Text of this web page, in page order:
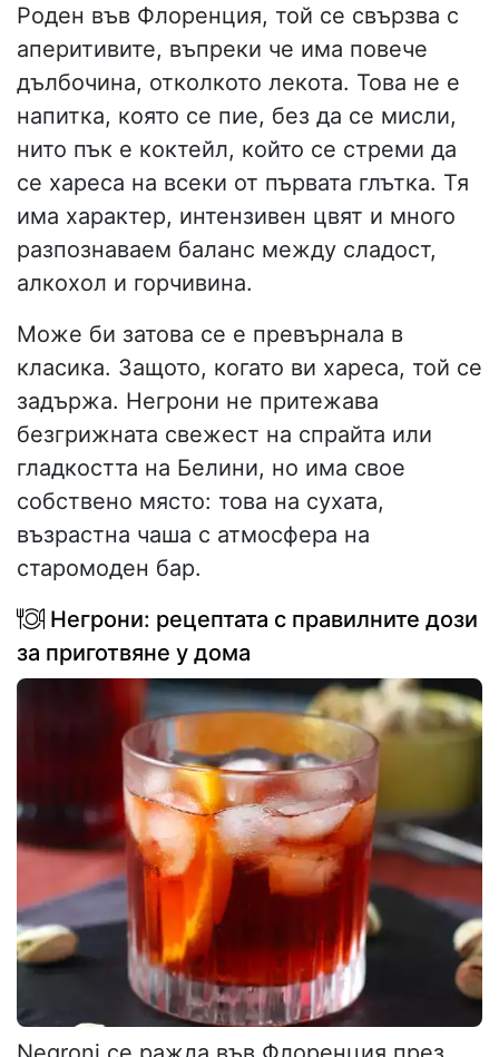
Роден във Флоренция, той се свързва с
аперитивите, въпреки че има повече
дълбочина, отколкото лекота. Това не е
напитка, която се пие, без да се мисли,
нито пък е коктейл, който се стреми да
се хареса на всеки от първата глътка. Тя
има характер, интензивен цвят и много
разпознаваем баланс между сладост,
алкохол и горчивина.
Може би затова се е превърнала в
класика. Защото, когато ви хареса, той се
задържа. Негрони не притежава
безгрижната свежест на спрайта или
гладкостта на Белини, но има свое
собствено място: това на сухата,
възрастна чаша с атмосфера на
старомоден бар.
Негрони: рецептата с правилните дози
за приготвяне у дома